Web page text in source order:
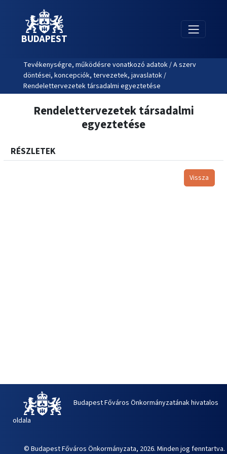
BUDAPEST
Tevékenységre, működésre vonatkozó adatok / A szerv
döntései, koncepciók, tervezetek, javaslatok /
Rendelettervezetek társadalmi egyeztetése
Rendelettervezetek társadalmi
egyeztetése
RÉSZLETEK
Vissza
Budapest Főváros Önkormányzatának hivatalos
oldala
© Budapest Főváros Önkormányzata, 2026. Minden jog fenntartva.